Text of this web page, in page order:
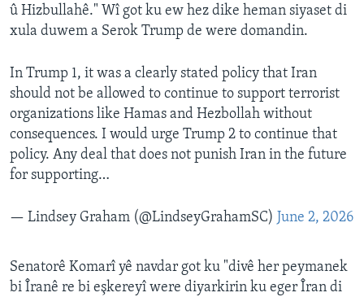
û Hizbullahê." Wî got ku ew hez dike heman siyaset di
xula duwem a Serok Trump de were domandin.
In Trump 1, it was a clearly stated policy that Iran
should not be allowed to continue to support terrorist
organizations like Hamas and Hezbollah without
consequences. I would urge Trump 2 to continue that
policy. Any deal that does not punish Iran in the future
for supporting…
— Lindsey Graham (@LindseyGrahamSC) June 2, 2026
Senatorê Komarî yê navdar got ku "divê her peymanek
bi Îranê re bi eşkereyî were diyarkirin ku eger Îran di